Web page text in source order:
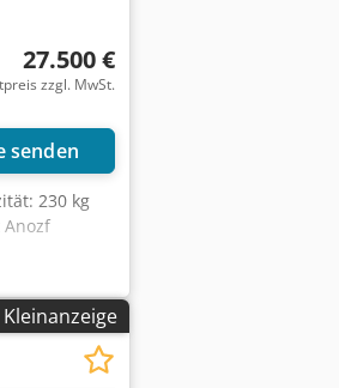
27.500 €
zzgl. MwSt.
senden
230 kg
Kleinanzeige